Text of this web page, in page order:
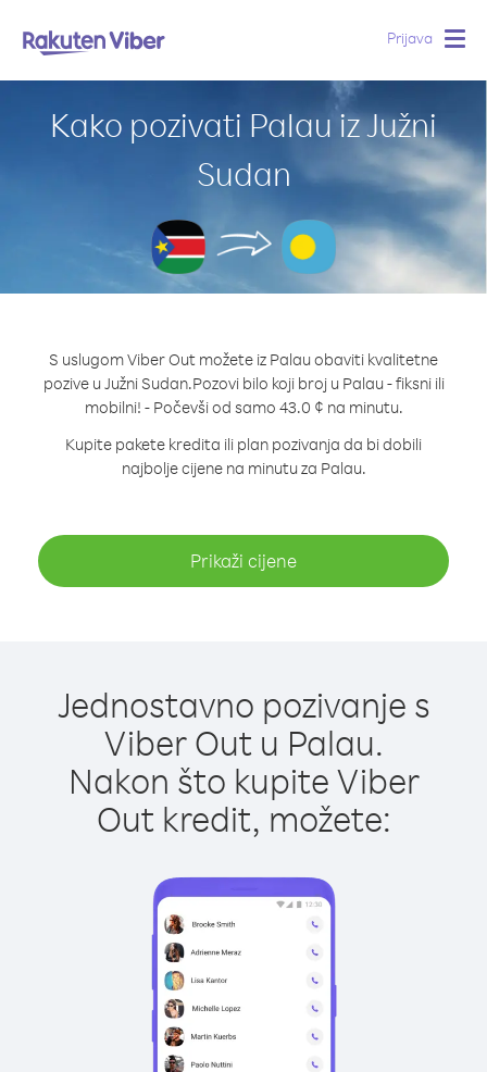
Prijava
Kako pozivati Palau iz Južni
Sudan
S uslugom Viber Out možete iz Palau obaviti kvalitetne
pozive u Južni Sudan.Pozovi bilo koji broj u Palau - fiksni ili
mobilni! - Počevši od samo 43.0 ¢ na minutu.
Kupite pakete kredita ili plan pozivanja da bi dobili
najbolje cijene na minutu za Palau.
Prikaži cijene
Jednostavno pozivanje s
Viber Out u Palau.
Nakon što kupite Viber
Out kredit, možete: